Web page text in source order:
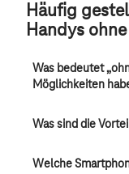
Häufig
Handys
Was bedeutet
Möglichkeiten
Was sind die
Welche